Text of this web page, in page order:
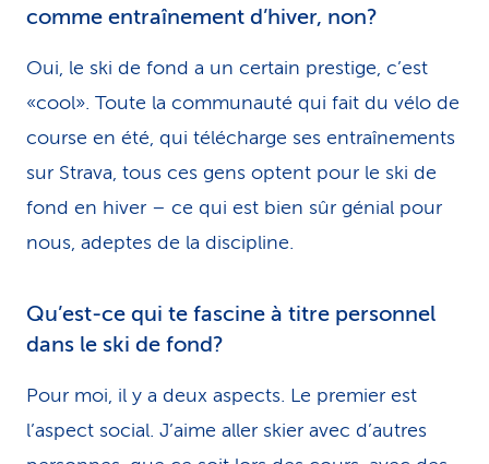
comme entraînement d’hiver, non?
Oui, le ski de fond a un certain prestige, c’est
«cool». Toute la communauté qui fait du vélo de
course en été, qui télécharge ses entraînements
sur Strava, tous ces gens optent pour le ski de
fond en hiver – ce qui est bien sûr génial pour
nous, adeptes de la discipline.
Qu’est-ce qui te fascine à titre personnel
dans le ski de fond?
Pour moi, il y a deux aspects. Le premier est
l’aspect social. J’aime aller skier avec d’autres